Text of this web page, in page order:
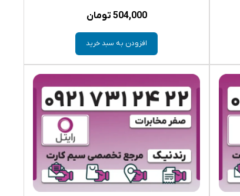
504,000 تومان
افزودن به سبد خرید